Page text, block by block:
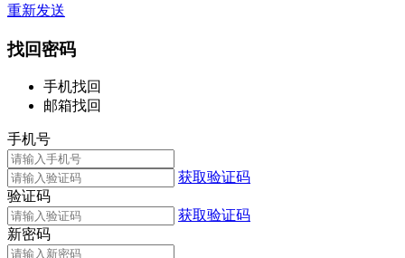
重新发送
找回密码
手机找回
邮箱找回
手机号
获取验证码
验证码
获取验证码
新密码